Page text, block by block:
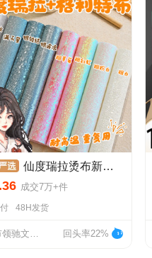
仙度瑞拉烫布新款加厚拼豆新玩法闪光烫布烘培拼豆专用纹理烫布
.36 成交7万+件
48H发货
东莞市领驰文化传媒有限公司 回头率22%